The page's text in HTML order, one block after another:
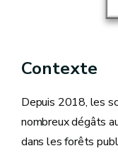
Contexte
Depuis 2018, les
nombreux dégâts
dans les forêts